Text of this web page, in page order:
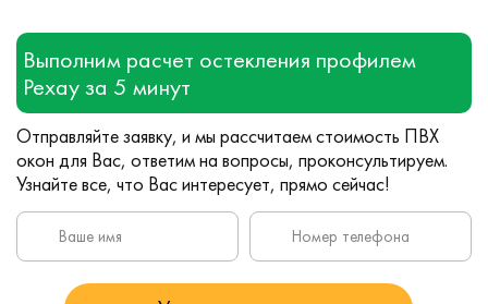
Выполним расчет остекления профилем
Рехау за 5 минут
Отправляйте заявку, и мы рассчитаем стоимость ПВХ
окон для Вас, ответим на вопросы, проконсультируем.
Узнайте все, что Вас интересует, прямо сейчас!